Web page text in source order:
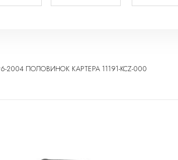
2004 ПОЛОВИНОК КАРТЕРА 11191-KCZ-000